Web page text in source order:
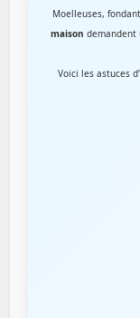
Moelleuses,
maison demandent
Voici les astuces